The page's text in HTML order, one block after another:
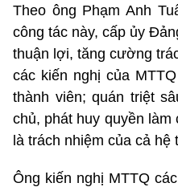
Theo ông Phạm Anh
công tác này, cấp ủy
thuận lợi, tăng cường
các kiến nghị của
thành viên; quán triệt
chủ, phát huy quyền làm
là trách nhiệm của cả hệ
Ông kiến nghị MTTQ